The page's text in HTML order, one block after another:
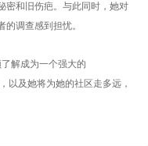
密和旧伤疤。与此同时，她对
调查感到担忧。
解成为一个强大的
以及她将为她的社区走多远，